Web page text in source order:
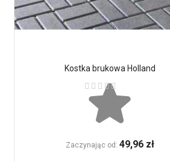
Kostka brukowa Holland
Ocena:
Zaczynając od 49,96 zł